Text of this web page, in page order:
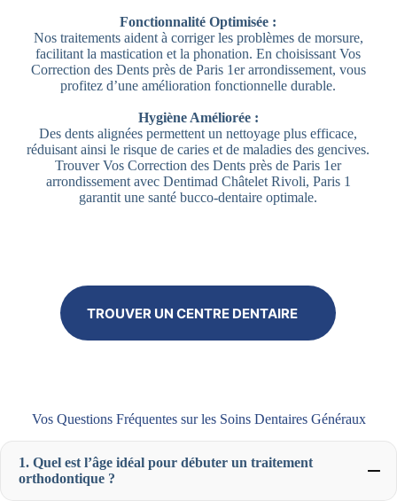
Fonctionnalité Optimisée :
Nos traitements aident à corriger les problèmes de morsure,
facilitant la mastication et la phonation. En choisissant Vos
Correction des Dents près de Paris 1er arrondissement, vous
profitez d’une amélioration fonctionnelle durable.
Hygiène Améliorée :
Des dents alignées permettent un nettoyage plus efficace,
réduisant ainsi le risque de caries et de maladies des gencives.
Trouver Vos Correction des Dents près de Paris 1er
arrondissement avec Dentimad Châtelet Rivoli, Paris 1
garantit une santé bucco-dentaire optimale.
TROUVER UN CENTRE DENTAIRE
Vos Questions Fréquentes sur les Soins Dentaires Généraux
1. Quel est l’âge idéal pour débuter un traitement
orthodontique ?